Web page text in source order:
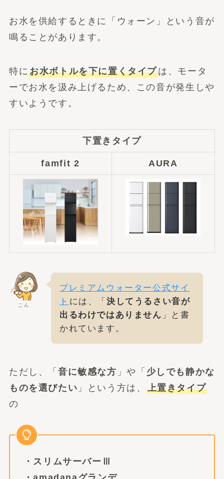
お水を供給するときに「ウォーン」という音が
鳴ることがあります。
特にお水ボトルを下に置くタイプは、モータ
ーでお水を汲み上げるため、この音が発生しや
すいようです。
下置きタイプ
famfit 2 AURA
こん
プレミアムウォーター公式サイ
ト には、「 決してうるさい音が
出るわけではありません 」と書
かれています。
ただし、「 音に敏感な方 」や「 少しでも静かな
ものを選びたい 」という方は、 上置きタイプ
の
・スリムサーバーⅢ